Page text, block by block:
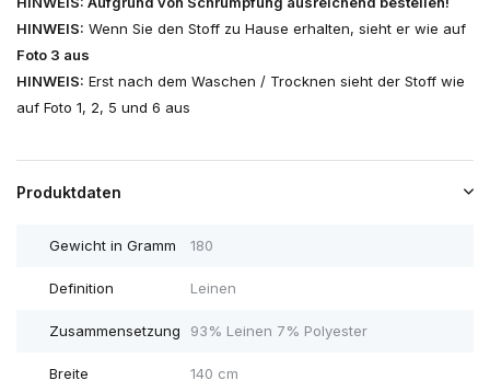
HINWEIS: Wenn Sie den Stoff zu Hause erhalten, sieht er wie auf
Foto 3 aus
HINWEIS: Erst nach dem Waschen / Trocknen sieht der Stoff wie
auf Foto 1, 2, 5 und 6 aus
Produktdaten
Gewicht in Gramm 180
Definition Leinen
Zusammensetzung 93% Leinen 7% Polyester
Breite 140 cm